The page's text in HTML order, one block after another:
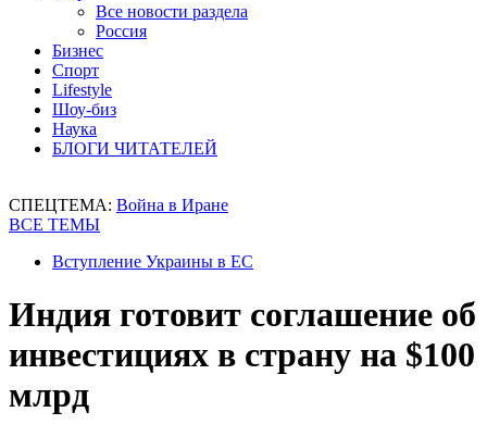
Все новости раздела
Россия
Бизнес
Спорт
Lifestyle
Шоу-биз
Наука
БЛОГИ ЧИТАТЕЛЕЙ
СПЕЦТЕМА: Война в Иране
ВСЕ ТЕМЫ
Вступление Украины в ЕС
Индия готовит соглашение об
инвестициях в страну на $100
млрд